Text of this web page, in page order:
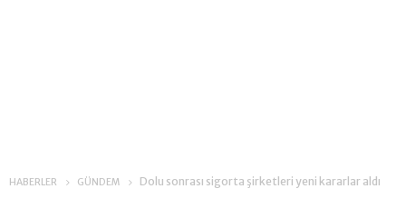
HABERLER GÜNDEM Dolu sonrası sigorta şirketleri yeni kararlar aldı